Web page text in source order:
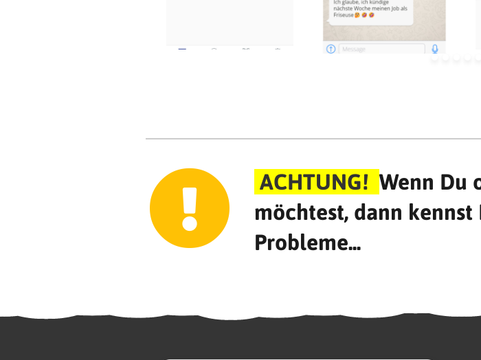
ACHTUNG!Wenn Du
möchtest, dann
Probleme...